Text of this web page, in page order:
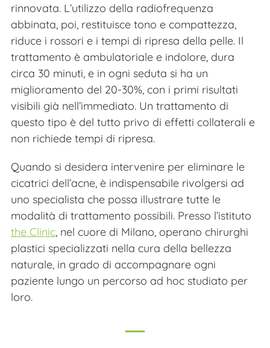
rinnovata. L’utilizzo della radiofrequenza
abbinata, poi, restituisce tono e compattezza,
riduce i rossori e i tempi di ripresa della pelle. Il
trattamento è ambulatoriale e indolore, dura
circa 30 minuti, e in ogni seduta si ha un
miglioramento del 20-30%, con i primi risultati
visibili già nell’immediato. Un trattamento di
questo tipo è del tutto privo di effetti collaterali e
non richiede tempi di ripresa.
Quando si desidera intervenire per eliminare le
cicatrici dell’acne, è indispensabile rivolgersi ad
uno specialista che possa illustrare tutte le
modalità di trattamento possibili. Presso l’istituto
the Clinic, nel cuore di Milano, operano chirurghi
plastici specializzati nella cura della bellezza
naturale, in grado di accompagnare ogni
paziente lungo un percorso ad hoc studiato per
loro.